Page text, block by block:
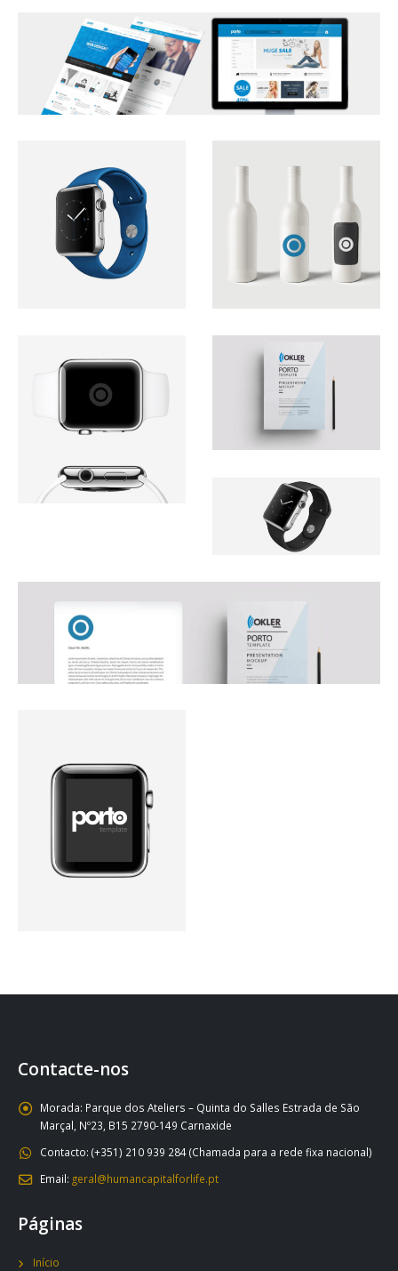
Contacte-nos
Morada: Parque dos Ateliers – Quinta do Salles Estrada de São
Marçal, Nº23, B15 2790-149 Carnaxide
Contacto: (+351) 210 939 284 (Chamada para a rede fixa nacional)
Email: geral@humancapitalforlife.pt
Páginas
Início